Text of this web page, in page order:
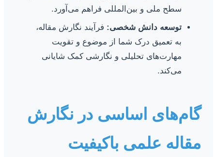
سطح ملی و بین‌المللی فراهم می‌آورد.
توسعه دانش شخصی: فرآیند نگارش مقاله،
به تعمیق درک شما از موضوع و تقویت
مهارت‌های تحلیلی و نگارشی کمک شایانی
می‌کند.
گام‌های اساسی در نگارش
مقاله علمی باکیفیت